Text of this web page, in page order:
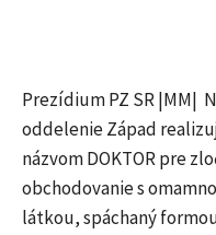
Prezídium PZ SR |MM|
oddelenie Západ
názvom DOKTOR pre
obchodovanie s
látkou, spáchaný